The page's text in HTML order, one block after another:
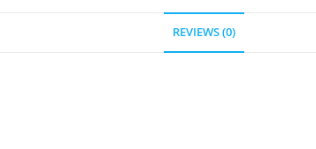
REVIEWS (0)